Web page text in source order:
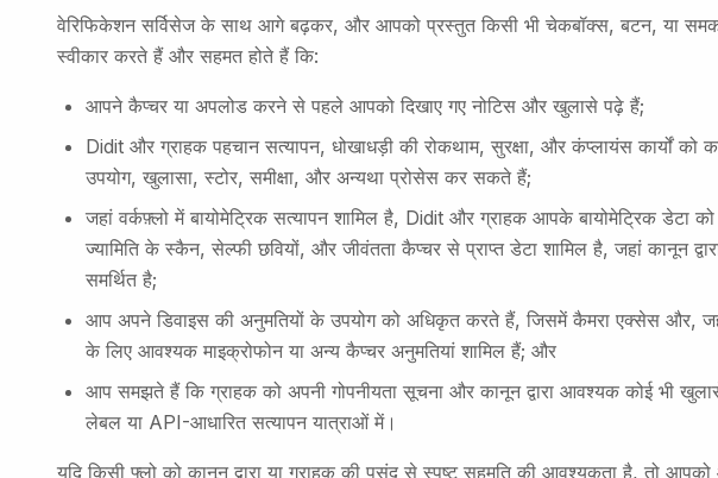
वेरिफिकेशन सर्विसेज के साथ आगे बढ़कर, और आपको प्रस्तुत किसी भी चेकबॉक्स, बटन, या
स्वीकार करते हैं और सहमत होते हैं कि:
आपने कैप्चर या अपलोड करने से पहले आपको दिखाए गए नोटिस और खुलासे पढ़े हैं;
Didit और ग्राहक पहचान सत्यापन, धोखाधड़ी की रोकथाम, सुरक्षा, और कंप्लायंस कार्यों
उपयोग, खुलासा, स्टोर, समीक्षा, और अन्यथा प्रोसेस कर सकते हैं;
जहां वर्कफ़्लो में बायोमेट्रिक सत्यापन शामिल है, Didit और ग्राहक आपके बायोमेट्रिक
ज्यामिति के स्कैन, सेल्फी छवियों, और जीवंतता कैप्चर से प्राप्त डेटा शामिल है, जहां कानून
समर्थित है;
आप अपने डिवाइस की अनुमतियों के उपयोग को अधिकृत करते हैं, जिसमें कैमरा एक्सेस और,
के लिए आवश्यक माइक्रोफोन या अन्य कैप्चर अनुमतियां शामिल हैं; और
आप समझते हैं कि ग्राहक को अपनी गोपनीयता सूचना और कानून द्वारा आवश्यक कोई भी
लेबल या API-आधारित सत्यापन यात्राओं में।
यदि किसी फ्लो को कानून द्वारा या ग्राहक की पसंद से स्पष्ट सहमति की आवश्यकता है, तो